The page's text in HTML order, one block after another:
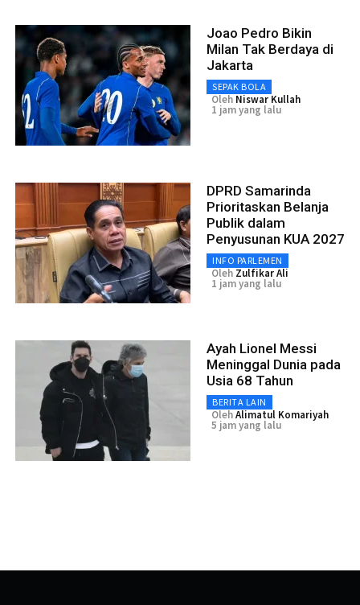
Joao Pedro Bikin
Milan Tak Berdaya di
Jakarta
SEPAK BOLA
Oleh Niswar Kullah
1 jam yang lalu
DPRD Samarinda
Prioritaskan Belanja
Publik dalam
Penyusunan KUA 2027
INFO PARLEMEN
Oleh Zulfikar Ali
1 jam yang lalu
Ayah Lionel Messi
Meninggal Dunia pada
Usia 68 Tahun
BERITA LAIN
OlehAlimatul Komariyah
5 jam yang lalu